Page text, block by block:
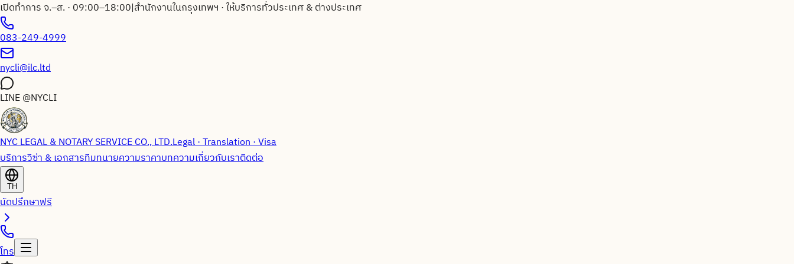
เปิดทำการ จ.–ส. · 09:00–18:00|สำนักงานในกรุงเทพฯ · ให้บริการทั่วประเทศ & ต่างประเทศ
083-249-4999
nycli@ilc.ltd
LINE@NYCLI
NYC LEGAL & NOTARY SERVICE CO., LTD.Legal · Translation · Visa
บริการวีซ่า & เอกสารทีมทนายความราคาบทความเกี่ยวกับเราติดต่อ
TH
นัดปรึกษาฟรี
โทร